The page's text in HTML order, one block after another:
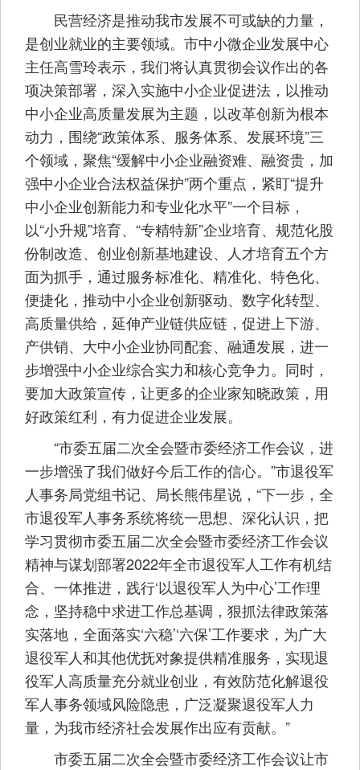
民营经济是推动我市发展不可或缺的力量，
是创业就业的主要领域。市中小微企业发展中心
主任高雪玲表示，我们将认真贯彻会议作出的各
项决策部署，深入实施中小企业促进法，以推动
中小企业高质量发展为主题，以改革创新为根本
动力，围绕“政策体系、服务体系、发展环境”三
个领域，聚焦“缓解中小企业融资难、融资贵，加
强中小企业合法权益保护”两个重点，紧盯“提升
中小企业创新能力和专业化水平”一个目标，
以“小升规”培育、“专精特新”企业培育、规范化股
份制改造、创业创新基地建设、人才培育五个方
面为抓手，通过服务标准化、精准化、特色化、
便捷化，推动中小企业创新驱动、数字化转型、
高质量供给，延伸产业链供应链，促进上下游、
产供销、大中小企业协同配套、融通发展，进一
步增强中小企业综合实力和核心竞争力。同时，
要加大政策宣传，让更多的企业家知晓政策，用
好政策红利，有力促进企业发展。
“市委五届二次全会暨市委经济工作会议，进
一步增强了我们做好今后工作的信心。”市退役军
人事务局党组书记、局长熊伟星说，“下一步，全
市退役军人事务系统将统一思想、深化认识，把
学习贯彻市委五届二次全会暨市委经济工作会议
精神与谋划部署2022年全市退役军人工作有机结
合、一体推进，践行‘以退役军人为中心’工作理
念，坚持稳中求进工作总基调，狠抓法律政策落
实落地，全面落实‘六稳’‘六保’工作要求，为广大
退役军人和其他优抚对象提供精准服务，实现退
役军人高质量充分就业创业，有效防范化解退役
军人事务领域风险隐患，广泛凝聚退役军人力
量，为我市经济社会发展作出应有贡献。”
市委五届二次全会暨市委经济工作会议让市